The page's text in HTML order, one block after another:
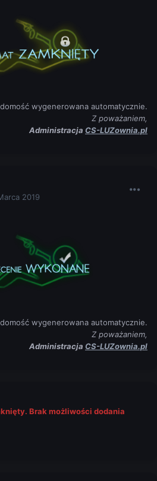
wygenerowana automatycznie.
Z poważaniem,
Administracja CS-LUZownia.pl
2019
wygenerowana automatycznie.
Z poważaniem,
Administracja CS-LUZownia.pl
Brak możliwości dodania